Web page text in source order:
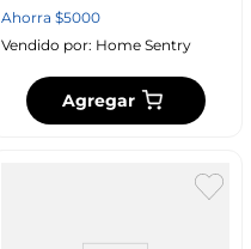
Ahorra $5000
Vendido por: Home Sentry
Agregar